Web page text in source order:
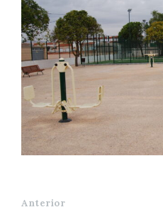
Anterior